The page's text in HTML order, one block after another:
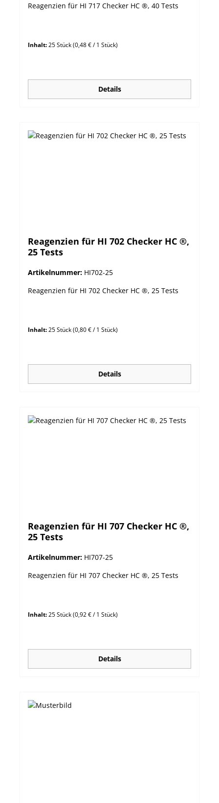
Reagenzien für HI 717 Checker HC ®, 40 Tests
Inhalt:25 Stück(0,48 € / 1 Stück)
Details
Reagenzien für HI 702 Checker HC ®,
25 Tests
Artikelnummer: HI702-25
Reagenzien für HI 702 Checker HC ®, 25 Tests
Inhalt:25 Stück(0,80 € / 1 Stück)
Details
Reagenzien für HI 707 Checker HC ®,
25 Tests
Artikelnummer: HI707-25
Reagenzien für HI 707 Checker HC ®, 25 Tests
Inhalt:25 Stück(0,92 € / 1 Stück)
Details